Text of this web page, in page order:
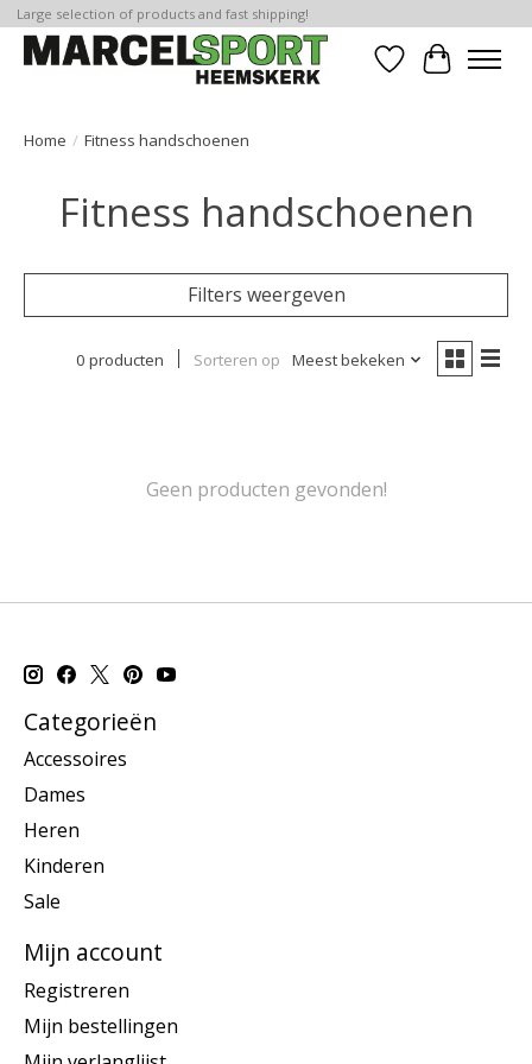
Large selection of products and fast shipping!
Verlanglijst
Home / Fitness handschoenen
Fitness handschoenen
Filters weergeven
0 producten Sorteren op Meest bekeken
Geen producten gevonden!
Categorieën
Accessoires
Dames
Heren
Kinderen
Sale
Mijn account
Registreren
Mijn bestellingen